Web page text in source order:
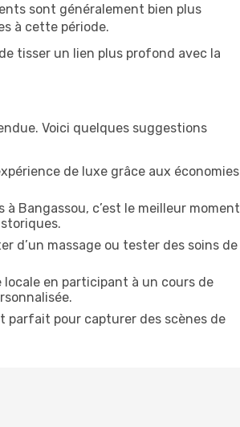
sont généralement bien plus
à cette période.
tisser un lien plus profond avec la
Voici quelques suggestions
de luxe grâce aux économies
Bangassou, c’est le meilleur moment
d’un massage ou tester des soins de
en participant à un cours de
parfait pour capturer des scènes de